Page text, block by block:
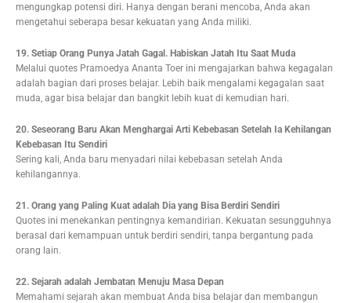
mengungkap potensi diri. Hanya dengan berani mencoba, Anda akan
mengetahui seberapa besar kekuatan yang Anda miliki.
19. Setiap Orang Punya Jatah Gagal. Habiskan Jatah Itu Saat Muda
Melalui quotes Pramoedya Ananta Toer ini mengajarkan bahwa kegagalan
adalah bagian dari proses belajar. Lebih baik mengalami kegagalan saat
muda, agar bisa belajar dan bangkit lebih kuat di kemudian hari.
20. Seseorang Baru Akan Menghargai Arti Kebebasan Setelah Ia Kehilangan
Kebebasan Itu Sendiri
Sering kali, Anda baru menyadari nilai kebebasan setelah Anda
kehilangannya.
21. Orang yang Paling Kuat adalah Dia yang Bisa Berdiri Sendiri
Quotes ini menekankan pentingnya kemandirian. Kekuatan sesungguhnya
berasal dari kemampuan untuk berdiri sendiri, tanpa bergantung pada
orang lain.
22. Sejarah adalah Jembatan Menuju Masa Depan
Memahami sejarah akan membuat Anda bisa belajar dan membangun